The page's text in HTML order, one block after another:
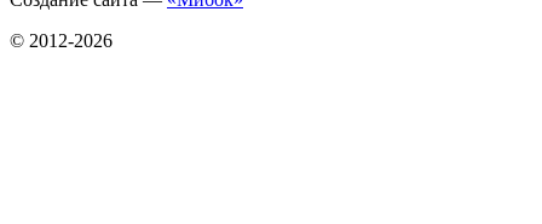
© 2012-2026